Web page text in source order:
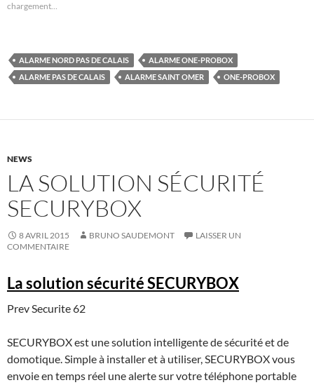
chargement…
ALARME NORD PAS DE CALAIS
ALARME ONE-PROBOX
ALARME PAS DE CALAIS
ALARME SAINT OMER ONE-PROBOX
NEWS
LA SOLUTION SÉCURITÉ
SECURYBOX
8 AVRIL 2015 BRUNO SAUDEMONT
LAISSER UN
COMMENTAIRE
La solution sécurité SECURYBOX
Prev Securite 62
SECURYBOXest une solution intelligente de sécurité et de
domotique. Simple à installer et à utiliser,SECURYBOXvous
envoie en temps réel une alerte sur votre téléphone portable